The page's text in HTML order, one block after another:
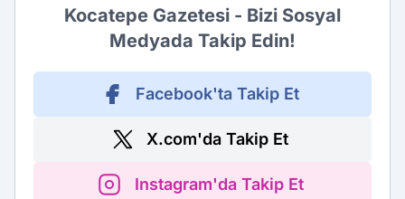
Kocatepe Gazetesi - Bizi Sosyal
Medyada Takip Edin!
Facebook'ta Takip Et
X.com'da Takip Et
Instagram'da Takip Et